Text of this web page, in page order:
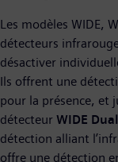
Les modèles WIDE,
détecteurs
désactiver
Ils offrent une
pour la présence, et
détecteur WIDE
détection alliant
offre une détection